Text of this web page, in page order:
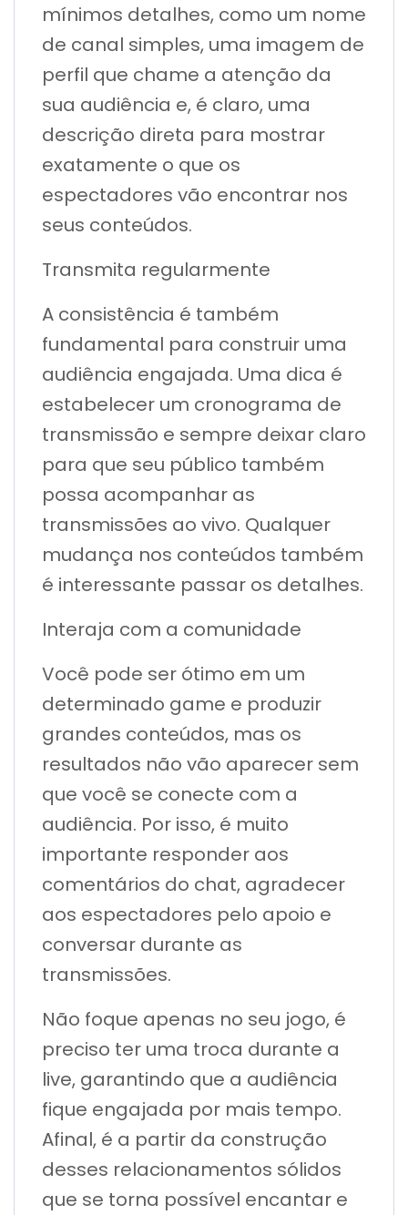
mínimos detalhes, como um nome
de canal simples, uma imagem de
perfil que chame a atenção da
sua audiência e, é claro, uma
descrição direta para mostrar
exatamente o que os
espectadores vão encontrar nos
seus conteúdos.
Transmita regularmente
A consistência é também
fundamental para construir uma
audiência engajada. Uma dica é
estabelecer um cronograma de
transmissão e sempre deixar claro
para que seu público também
possa acompanhar as
transmissões ao vivo. Qualquer
mudança nos conteúdos também
é interessante passar os detalhes.
Interaja com a comunidade
Você pode ser ótimo em um
determinado game e produzir
grandes conteúdos, mas os
resultados não vão aparecer sem
que você se conecte com a
audiência. Por isso, é muito
importante responder aos
comentários do chat, agradecer
aos espectadores pelo apoio e
conversar durante as
transmissões.
Não foque apenas no seu jogo, é
preciso ter uma troca durante a
live, garantindo que a audiência
fique engajada por mais tempo.
Afinal, é a partir da construção
desses relacionamentos sólidos
que se torna possível encantar e